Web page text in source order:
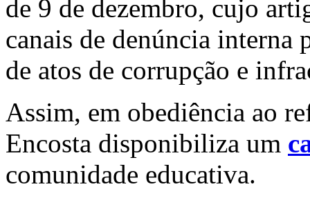
de 9 de dezembro, cujo
canais de denúncia interna
de atos de corrupção e
Assim, em obediência ao
Encosta disponibiliza um
comunidade educativa.